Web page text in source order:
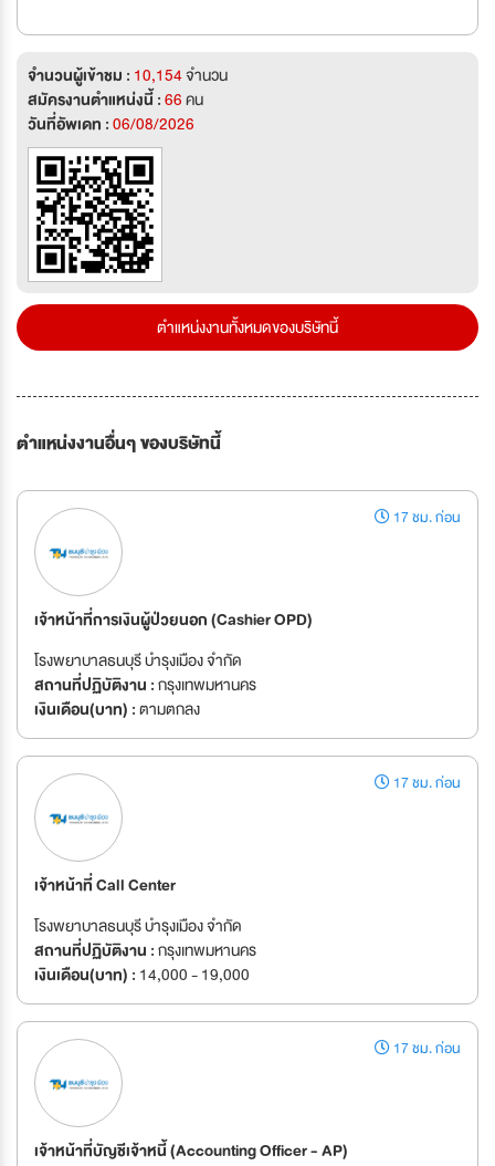
จำนวนผู้เข้าชม : 10,154จำนวน
สมัครงานตำแหน่งนี้ :66คน
วันที่อัพเดท :06/08/2026
ตำแหน่งงานทั้งหมดของบริษัทนี้
ตำแหน่งงานอื่นๆ ของบริษัทนี้
17 ชม. ก่อน
เจ้าหน้าที่การเงินผู้ป่วยนอก (Cashier OPD)
โรงพยาบาลธนบุรี บำรุงเมือง จำกัด
สถานที่ปฏิบัติงาน :กรุงเทพมหานคร
เงินเดือน(บาท) :ตามตกลง
17 ชม. ก่อน
เจ้าหน้าที่ Call Center
โรงพยาบาลธนบุรี บำรุงเมือง จำกัด
สถานที่ปฏิบัติงาน :กรุงเทพมหานคร
เงินเดือน(บาท) : 14,000 - 19,000
17 ชม. ก่อน
เจ้าหน้าที่บัญชีเจ้าหนี้ (Accounting Officer - AP)